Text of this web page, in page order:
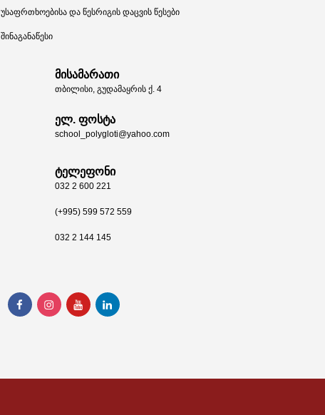
უსაფრთხოებისა და წესრიგის დაცვის წესები
შინაგანაწესი
მისამარათი
თბილისი, გუდამაყრის ქ. 4
ელ. ფოსტა
school_polygloti@yahoo.com
ტელეფონი
032 2 600 221
(+995) 599 572 559
032 2 144 145